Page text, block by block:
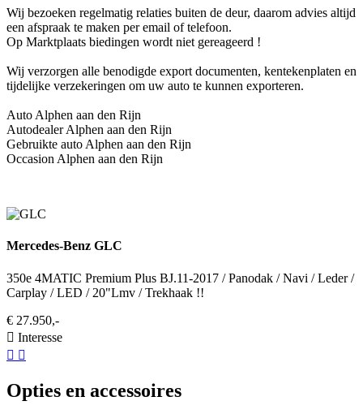
Wij bezoeken regelmatig relaties buiten de deur, daarom advies altijd
een afspraak te maken per email of telefoon.
Op Marktplaats biedingen wordt niet gereageerd !
Wij verzorgen alle benodigde export documenten, kentekenplaten en
tijdelijke verzekeringen om uw auto te kunnen exporteren.
Auto Alphen aan den Rijn
Autodealer Alphen aan den Rijn
Gebruikte auto Alphen aan den Rijn
Occasion Alphen aan den Rijn
Mercedes-Benz GLC
350e 4MATIC Premium Plus BJ.11-2017 / Panodak / Navi / Leder /
Carplay / LED / 20"Lmv / Trekhaak !!
€ 27.950,-
Interesse
Opties en accessoires